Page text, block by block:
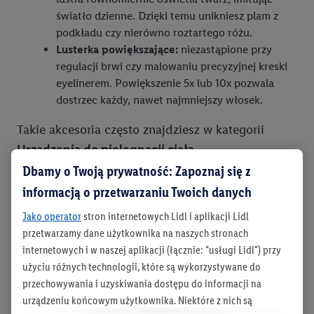
światło dzienne. Dzięki temu unikniesz plam z
podkładu czy nierówno roztartego różu.
Lusterka powiększające: niezastąpione przy
regulacji brwi czy malowaniu precyzyjnej kreski
eyelinerem. Powiększenie 5x lub 10x pozwala
dostrzec każdy, nawet najmniejszy włosek.
Takie akcesoria często znajdziesz w kategorii
Urządzenia do pielęgnacji ciała.
Organizacja toaletki: Porządek
to podstawa
Wysypujące się z szuflady kosmetyki to zmora
wielu kobiet. Dobra organizacja nie tylko wygląda
estetycznie, ale też przyspiesza poranny makijaż –
nie tracisz czasu na szukanie ulubionej szminki.
Dbamy o Twoją prywatność: Zapoznaj się z
informacją o przetwarzaniu Twoich danych
Jako operatorstron internetowych Lidl i aplikacji Lidl
przetwarzamy dane użytkownika na naszych stronach
internetowych i w naszej aplikacji (łącznie: "usługi Lidl") przy
użyciu różnych technologii, które są wykorzystywane do
przechowywania i uzyskiwania dostępu do informacji na
urządzeniu końcowym użytkownika. Niektóre z nich są